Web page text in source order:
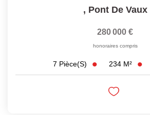
, Pont De Vaux
280 000 €
honoraires compris
7 Pièce(s) 234 M²